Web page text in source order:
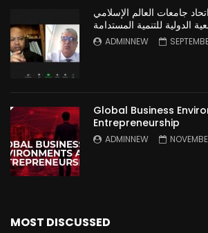
جامعات العالم الإسلامي
الدولية للتنمية المستدامة
ADMINNEW
Global Business
Entrepreneurship
ADMINNEW
MOST DISCUSSED